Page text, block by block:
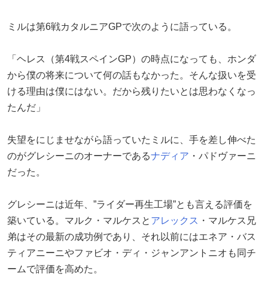
ミルは第6戦カタルニアGPで次のように語っている。
「ヘレス（第4戦スペインGP）の時点になっても、ホンダ
から僕の将来について何の話もなかった。そんな扱いを受
ける理由は僕にはない。だから残りたいとは思わなくなっ
たんだ」
失望をにじませながら語っていたミルに、手を差し伸べた
のがグレシーニのオーナーであるナディア ・パドヴァーニ
だった。
グレシーニは近年、”ライダー再生工場”とも言える評価を
築いている。マルク・マルケスと アレックス ・マルケス兄
弟はその最新の成功例であり、それ以前にはエネア・バス
ティアニーニやファビオ・ディ・ジャンアントニオも同チ
ームで評価を高めた。